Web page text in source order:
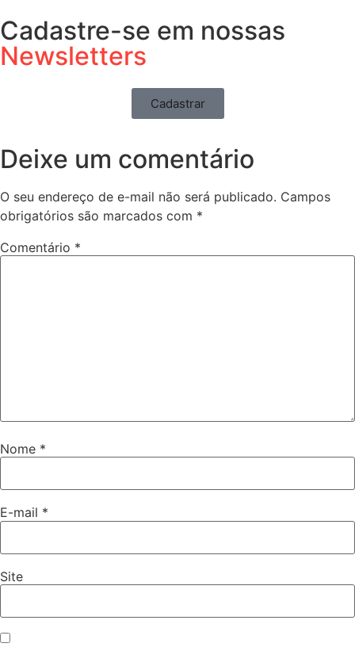
Cadastre-se em nossas
Newsletters
Cadastrar
Deixe um comentário
O seu endereço de e-mail não será publicado. Campos
obrigatórios são marcados com *
Comentário *
Nome *
E-mail *
Site